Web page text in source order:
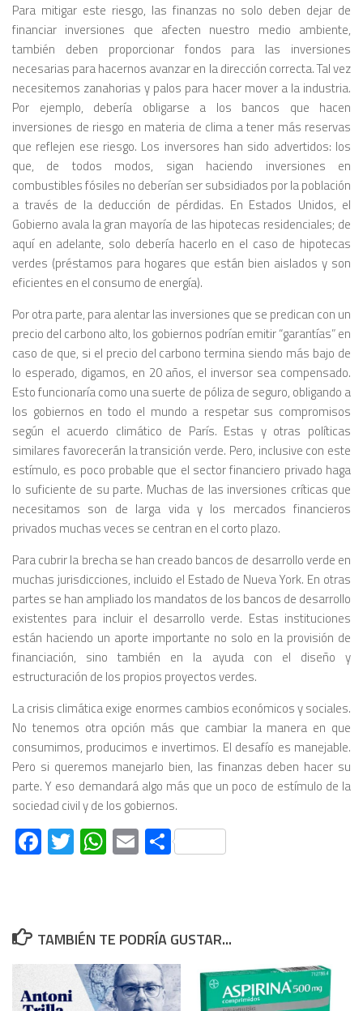
Para mitigar este riesgo, las finanzas no solo deben dejar de
financiar inversiones que afecten nuestro medio ambiente,
también deben proporcionar fondos para las inversiones
necesarias para hacernos avanzar en la dirección correcta. Tal vez
necesitemos zanahorias y palos para hacer mover a la industria.
Por ejemplo, debería obligarse a los bancos que hacen
inversiones de riesgo en materia de clima a tener más reservas
que reflejen ese riesgo. Los inversores han sido advertidos: los
que, de todos modos, sigan haciendo inversiones en
combustibles fósiles no deberían ser subsidiados por la población
a través de la deducción de pérdidas. En Estados Unidos, el
Gobierno avala la gran mayoría de las hipotecas residenciales; de
aquí en adelante, solo debería hacerlo en el caso de hipotecas
verdes (préstamos para hogares que están bien aislados y son
eficientes en el consumo de energía).
Por otra parte, para alentar las inversiones que se predican con un
precio del carbono alto, los gobiernos podrían emitir “garantías” en
caso de que, si el precio del carbono termina siendo más bajo de
lo esperado, digamos, en 20 años, el inversor sea compensado.
Esto funcionaría como una suerte de póliza de seguro, obligando a
los gobiernos en todo el mundo a respetar sus compromisos
según el acuerdo climático de París. Estas y otras políticas
similares favorecerán la transición verde. Pero, inclusive con este
estímulo, es poco probable que el sector financiero privado haga
lo suficiente de su parte. Muchas de las inversiones críticas que
necesitamos son de larga vida y los mercados financieros
privados muchas veces se centran en el corto plazo.
Para cubrir la brecha se han creado bancos de desarrollo verde en
muchas jurisdicciones, incluido el Estado de Nueva York. En otras
partes se han ampliado los mandatos de los bancos de desarrollo
existentes para incluir el desarrollo verde. Estas instituciones
están haciendo un aporte importante no solo en la provisión de
financiación, sino también en la ayuda con el diseño y
estructuración de los propios proyectos verdes.
La crisis climática exige enormes cambios económicos y sociales.
No tenemos otra opción más que cambiar la manera en que
consumimos, producimos e invertimos. El desafío es manejable.
Pero si queremos manejarlo bien, las finanzas deben hacer su
parte. Y eso demandará algo más que un poco de estímulo de la
sociedad civil y de los gobiernos.
Facebook
Twitter
WhatsApp
EmailCompartir
TAMBIÉN TE PODRÍA GUSTAR...